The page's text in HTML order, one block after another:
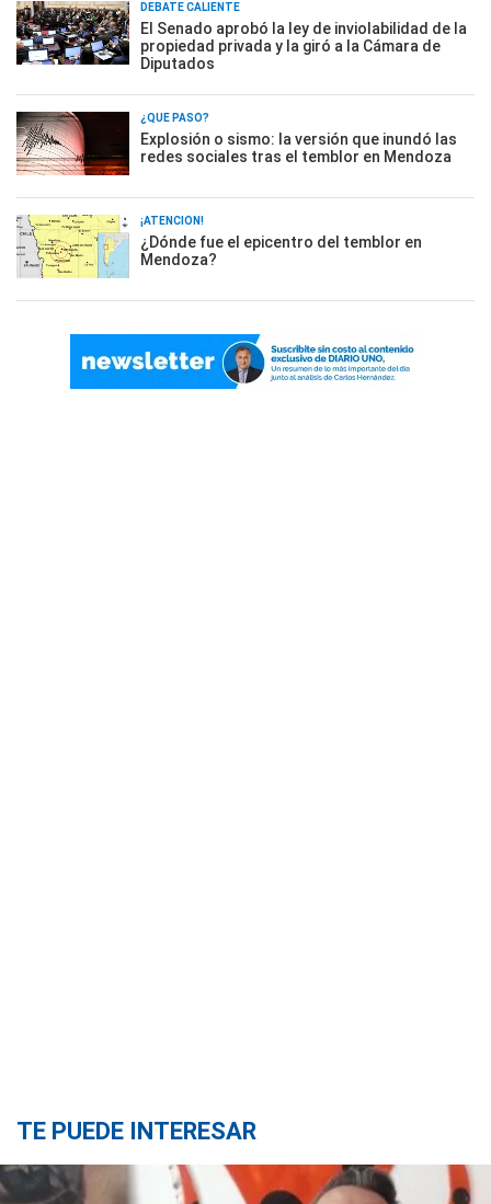
DEBATE CALIENTE
El Senado aprobó la ley de inviolabilidad de la
propiedad privada y la giró a la Cámara de
Diputados
¿QUÉ PASÓ?
Explosión o sismo: la versión que inundó las
redes sociales tras el temblor en Mendoza
¡ATENCIÓN!
¿Dónde fue el epicentro del temblor en
Mendoza?
TE PUEDE INTERESAR